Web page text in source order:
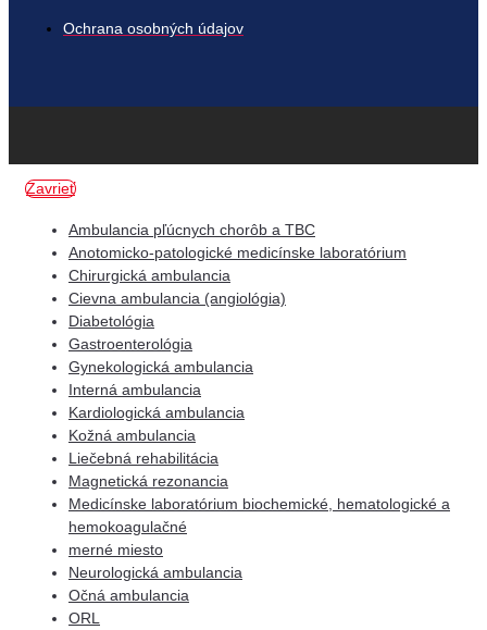
Ochrana osobných údajov
Zavrieť
Ambulancia pľúcnych chorôb a TBC
Anotomicko-patologické medicínske laboratórium
Chirurgická ambulancia
Cievna ambulancia (angiológia)
Diabetológia
Gastroenterológia
Gynekologická ambulancia
Interná ambulancia
Kardiologická ambulancia
Kožná ambulancia
Liečebná rehabilitácia
Magnetická rezonancia
Medicínske laboratórium biochemické, hematologické a
hemokoagulačné
merné miesto
Neurologická ambulancia
Očná ambulancia
ORL